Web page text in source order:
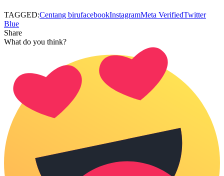
TAGGED:Centang birufacebookInstagramMeta VerifiedTwitter
Blue
Share
What do you think?